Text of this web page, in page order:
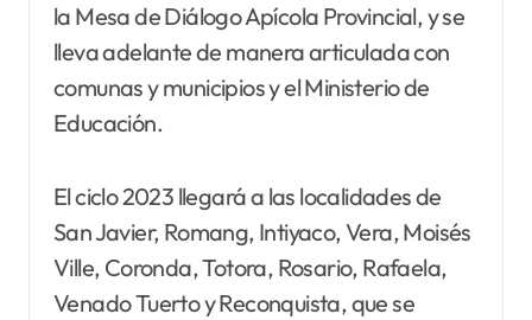
la Mesa de Diálogo Apícola Provincial, y se
lleva adelante de manera articulada con
comunas y municipios y el Ministerio de
Educación.
El ciclo 2023 llegará a las localidades de
San Javier, Romang, Intiyaco, Vera, Moisés
Ville, Coronda, Totora, Rosario, Rafaela,
Venado Tuerto y Reconquista, que se